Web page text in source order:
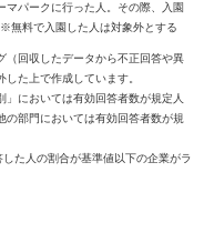
マパークに行った人。その際、入園
無料で入園した人は対象外とする
回収したデータから不正回答や異
た上で作成しています。
においては有効回答者数が規定人
の部門においては有効回答者数が規
た人の割合が基準値以下の企業がラ